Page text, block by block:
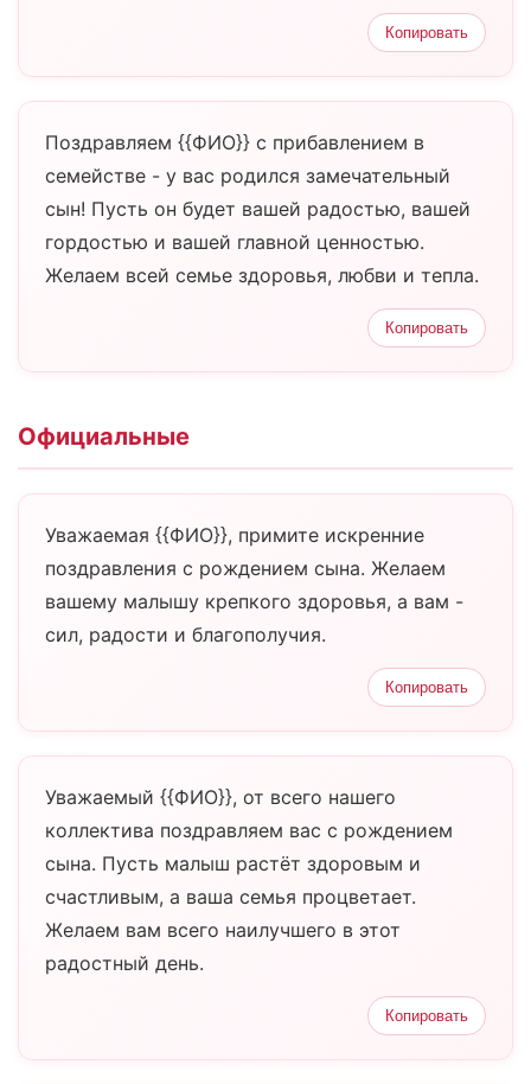
Копировать
Поздравляем {{ФИО}} с прибавлением в
семействе - у вас родился замечательный
сын! Пусть он будет вашей радостью, вашей
гордостью и вашей главной ценностью.
Желаем всей семье здоровья, любви и тепла.
Копировать
Официальные
Уважаемая {{ФИО}}, примите искренние
поздравления с рождением сына. Желаем
вашему малышу крепкого здоровья, а вам -
сил, радости и благополучия.
Копировать
Уважаемый {{ФИО}}, от всего нашего
коллектива поздравляем вас с рождением
сына. Пусть малыш растёт здоровым и
счастливым, а ваша семья процветает.
Желаем вам всего наилучшего в этот
радостный день.
Копировать